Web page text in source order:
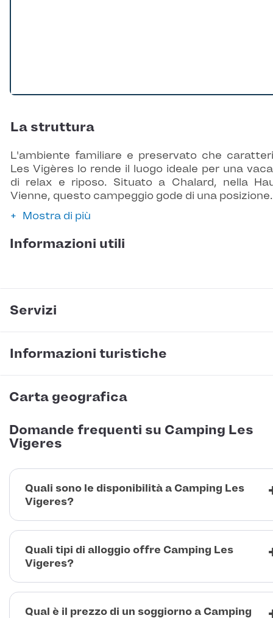
La struttura
L'ambiente familiare e preservato che
Les Vigères lo rende il luogo ideale per una
di relax e riposo. Situato a Chalard, nella
Vienne, questo campeggio gode di una
Mostra di più
Informazioni utili
Servizi
Informazioni turistiche
Carta geografica
Domande frequenti su Camping Les
Vigeres
Quali sono le disponibilità a Camping Les
Vigeres?
Quali tipi di alloggio offre Camping Les
Vigeres?
Qual è il prezzo di un soggiorno a Camping